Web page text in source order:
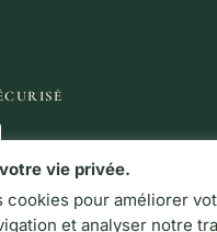
vie privée.
cookies pour améliorer
et analyser notre